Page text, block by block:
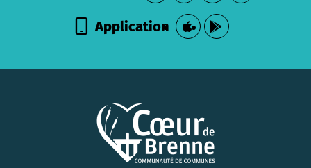
Application